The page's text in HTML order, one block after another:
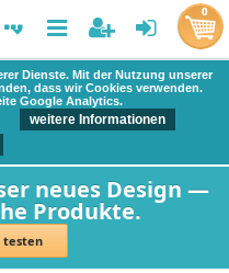
Dienste. Mit der Nutzung unserer
dass wir Cookies verwenden.
Google Analytics.
weitere Informationen
neues Design —
Produkte.
testen
0